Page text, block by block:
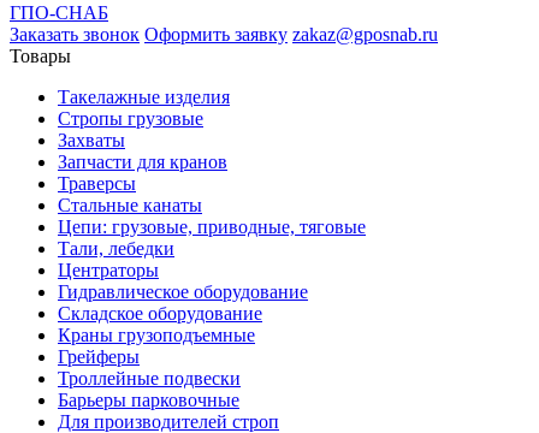
ГПО-СНАБ
Заказать звонок Оформить заявку zakaz@gposnab.ru
Товары
Такелажные изделия
Стропы грузовые
Захваты
Запчасти для кранов
Траверсы
Стальные канаты
Цепи: грузовые, приводные, тяговые
Тали, лебедки
Центраторы
Гидравлическое оборудование
Складское оборудование
Краны грузоподъемные
Грейферы
Троллейные подвески
Барьеры парковочные
Для производителей строп